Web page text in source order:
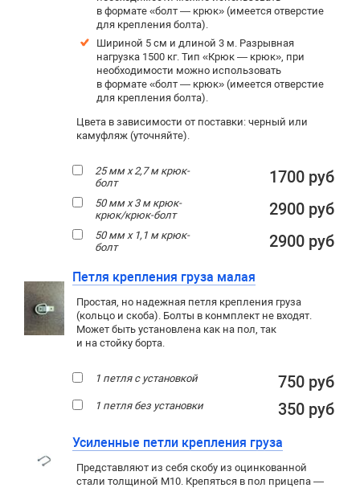
в формате «болт — крюк» (имеется отверстие
для крепления болта).
Шириной 5 см и длиной 3 м. Разрывная
нагрузка 1500 кг. Тип «Крюк — крюк», при
необходимости можно использовать
в формате «болт — крюк» (имеется отверстие
для крепления болта).
Цвета в зависимости от поставки: черный или
камуфляж (уточняйте).
25 мм х 2,7 м крюк-
болт
1700 руб
50 мм х 3 м крюк-
крюк/крюк-болт
2900 руб
50 мм х 1,1 м крюк-
болт
2900 руб
Петля крепления груза малая
Простая, но надежная петля крепления груза
(кольцо и скоба). Болты в конмплект не входят.
Может быть установлена как на пол, так
и на стойку борта.
1 петля с установкой 750 руб
1 петля без установки 350 руб
Усиленные петли крепления груза
Представляют из себя скобу из оцинкованной
стали толщиной М10. Крепяться в пол прицепа —